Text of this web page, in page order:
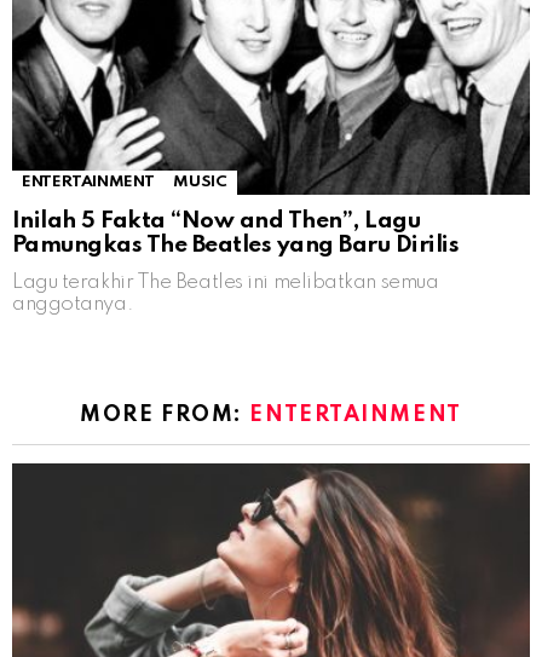
ENTERTAINMENT MUSIC
Inilah 5 Fakta “Now and Then”, Lagu
Pamungkas The Beatles yang Baru Dirilis
Lagu terakhir The Beatles ini melibatkan semua
anggotanya.
MORE FROM: ENTERTAINMENT